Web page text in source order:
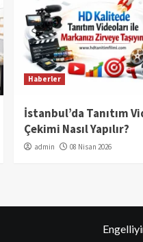
Haberler
İstanbul’da Tanıtım
Çekimi Nasıl Yapılır?
admin 08 Nisan 2026